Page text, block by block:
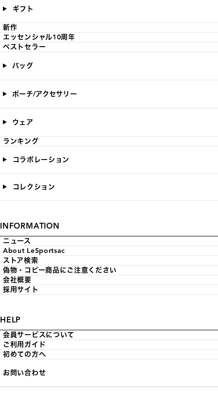
ギフト
新作
エッセンシャル10周年
ベストセラー
バッグ
ポーチ/アクセサリー
ウェア
ランキング
コラボレーション
コレクション
INFORMATION
ニュース
About LeSportsac
ストア検索
偽物・コピー商品にご注意ください
会社概要
採用サイト
HELP
会員サービスについて
ご利用ガイド
初めての方へ
お問い合わせ